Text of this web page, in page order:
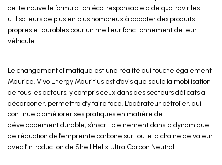
cette nouvelle formulation éco-responsable a de quoi ravir les
utilisateurs de plus en plus nombreux à adopter des produits
propres et durables pour un meilleur fonctionnement de leur
véhicule.
Le changement climatique est une réalité qui touche également
Maurice. Vivo Energy Mauritius est d’avis que seule la mobilisation
de tous les acteurs, y compris ceux dans des secteurs délicats à
décarboner, permettra d’y faire face. L’opérateur pétrolier, qui
continue d'améliorer ses pratiques en matière de
développement durable, s’inscrit pleinement dans la dynamique
de réduction de l’empreinte carbone sur toute la chaine de valeur
avec l’introduction de Shell Helix Ultra Carbon Neutral.